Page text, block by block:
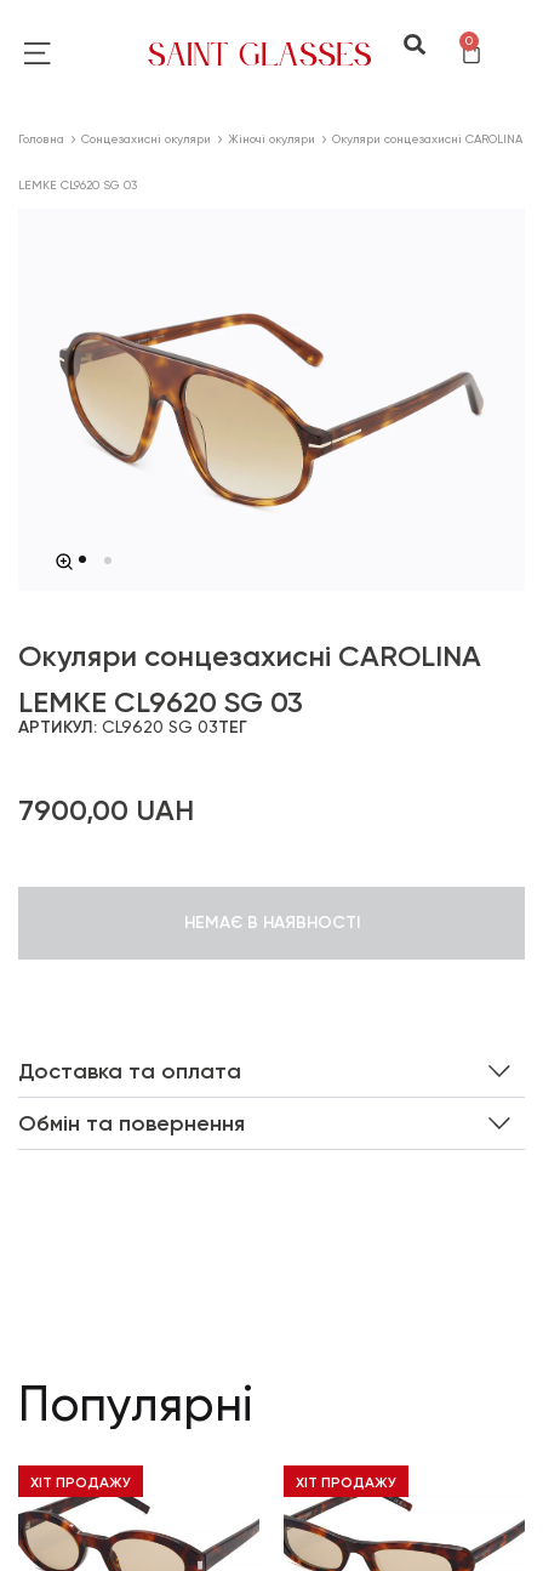
0
Головна Сонцезахисні окуляри Жіночі окуляри Окуляри сонцезахисні CAROLINA
LEMKE CL9620 SG 03
Окуляри сонцезахисні CAROLINA
LEMKE CL9620 SG 03
АРТИКУЛ: CL9620 SG 03ТЕГ
7900,00 UAH
НЕМАЄ В НАЯВНОСТІ
Доставка та оплата
Обмін та повернення
Популярні
ХІТ ПРОДАЖУ ХІТ ПРОДАЖУ